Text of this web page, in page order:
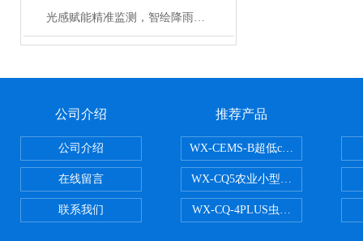
光感赋能精准监测，智绘降雨动态图景——光学自动降雨量监测系统解析
公司介绍
公司介绍
在线留言
联系我们
推荐产品
WX-CEMS-B超低cems烟气监测系
WX-CQ5农业小型气象站
WX-CQ-4PLUS虫情测报灯